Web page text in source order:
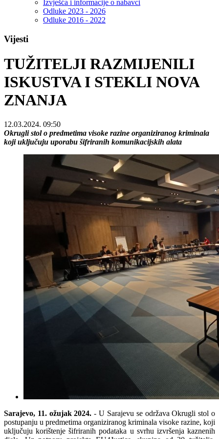
Izvješća i informacije o nabavci
Odluke 2023 - 2026
Odluke 2016 - 2022
Vijesti
TUŽITELJI RAZMIJENILI
ISKUSTVA I STEKLI NOVA
ZNANJA
12.03.2024. 09:50
Okrugli stol o predmetima visoke razine organiziranog kriminala
koji uključuju uporabu šifriranih komunikacijskih alata
Sarajevo, 11. ožujak 2024. - U Sarajevu se održava Okrugli stol o
postupanju u predmetima organiziranog kriminala visoke razine, koji
uključuju korištenje šifriranih podataka u svrhu izvršenja kaznenih